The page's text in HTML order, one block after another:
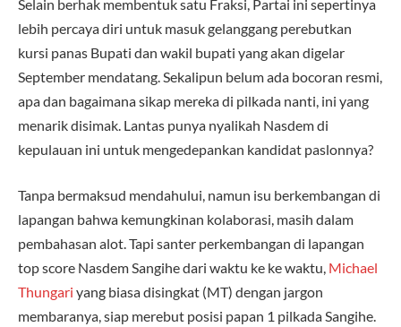
Selain berhak membentuk satu Fraksi, Partai ini sepertinya
lebih percaya diri untuk masuk gelanggang perebutkan
kursi panas Bupati dan wakil bupati yang akan digelar
September mendatang. Sekalipun belum ada bocoran resmi,
apa dan bagaimana sikap mereka di pilkada nanti, ini yang
menarik disimak. Lantas punya nyalikah Nasdem di
kepulauan ini untuk mengedepankan kandidat paslonnya?
Tanpa bermaksud mendahului, namun isu berkembangan di
lapangan bahwa kemungkinan kolaborasi, masih dalam
pembahasan alot. Tapi santer perkembangan di lapangan
top score Nasdem Sangihe dari waktu ke ke waktu, Michael
Thungari yang biasa disingkat (MT) dengan jargon
membaranya, siap merebut posisi papan 1 pilkada Sangihe.